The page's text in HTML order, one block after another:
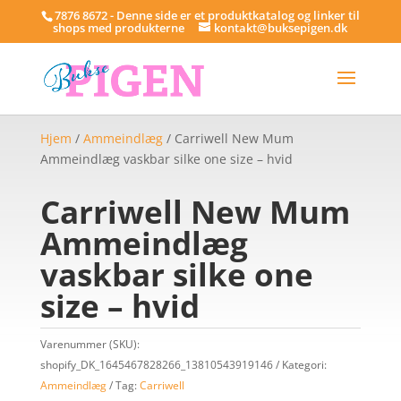
7876 8672 - Denne side er et produktkatalog og linker til
shops med produkterne kontakt@buksepigen.dk
Hjem / Ammeindlæg/ Carriwell New Mum
Ammeindlæg vaskbar silke one size – hvid
Carriwell New Mum
Ammeindlæg
vaskbar silke one
size – hvid
Varenummer (SKU):
shopify_DK_1645467828266_13810543919146
Kategori:
Ammeindlæg
Tag:Carriwell